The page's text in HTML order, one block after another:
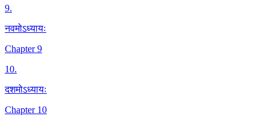
9.
नवमोऽध्यायः
Chapter 9
10.
दशमोऽध्यायः
Chapter 10